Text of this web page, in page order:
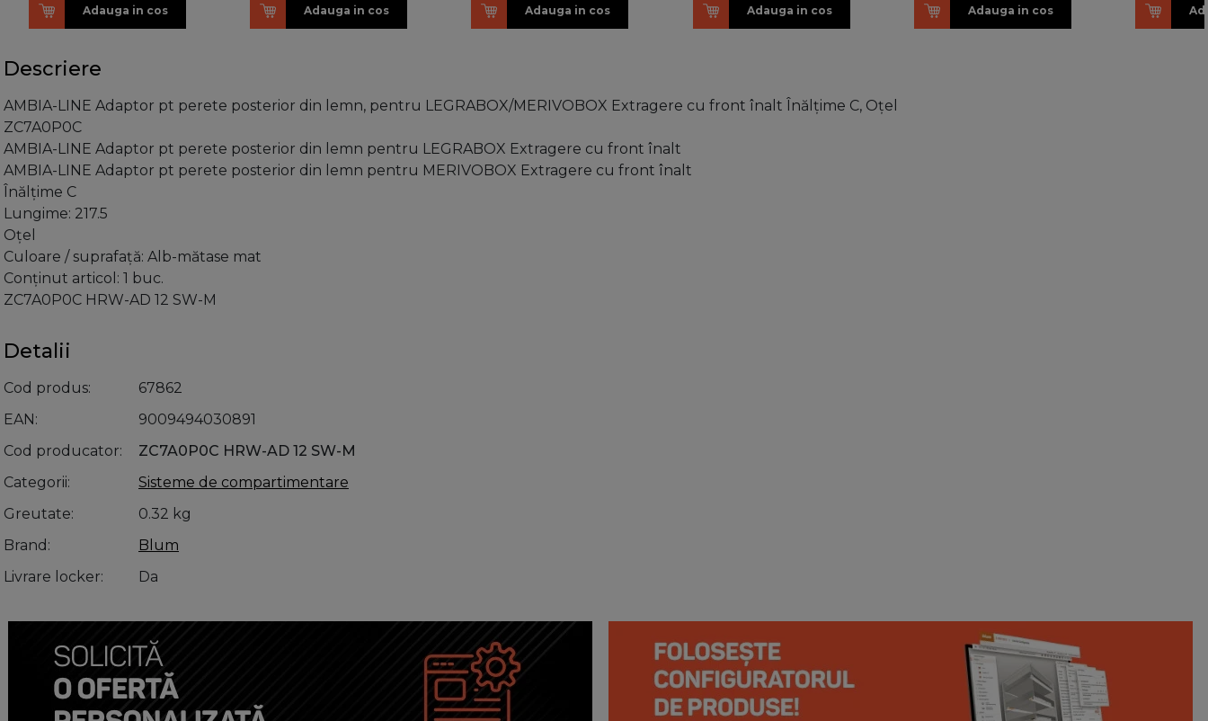
Adauga in cos Adauga in cos Adauga in cos Adauga in cos Adauga in cos
Descriere
AMBIA-LINE Adaptor pt perete posterior din lemn, pentru LEGRABOX/MERIVOBOX Extragere cu front înalt Înălţime C, Oţel
ZC7A0P0C
AMBIA-LINE Adaptor pt perete posterior din lemn pentru LEGRABOX Extragere cu front înalt
AMBIA-LINE Adaptor pt perete posterior din lemn pentru MERIVOBOX Extragere cu front înalt
Înălţime C
Lungime: 217.5
Oţel
Culoare / suprafaţă: Alb-mătase mat
Conţinut articol: 1 buc.
ZC7A0P0C HRW-AD 12 SW-M
Detalii
Cod produs
67862
EAN
9009494030891
Cod producator
ZC7A0P0C HRW-AD 12 SW-M
Categorii
Sisteme de compartimentare
Greutate
0.32 kg
Brand
Blum
Livrare locker
Da